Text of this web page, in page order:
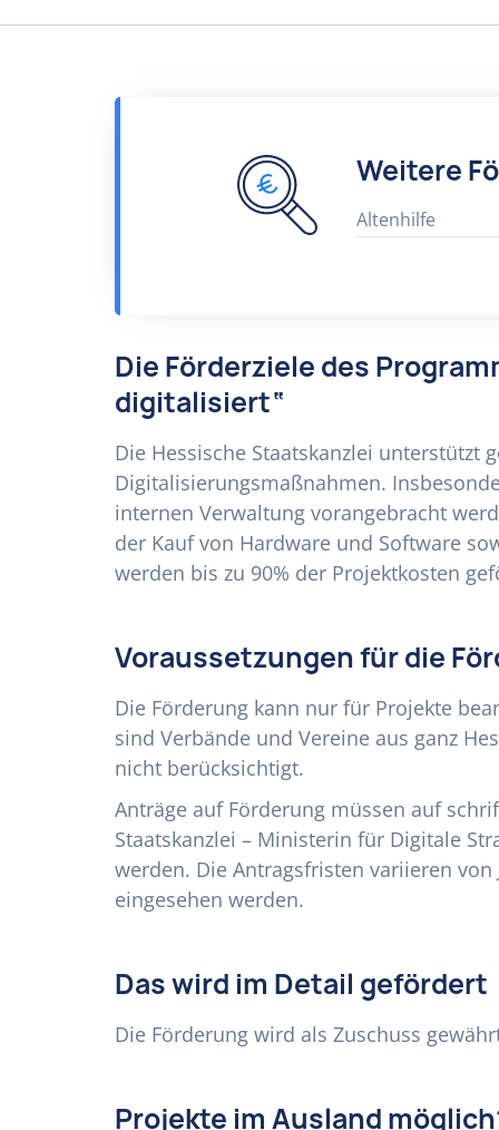
Weitere
Altenhilfe
Die Förderziele des
digitalisiert“
Die Hessische Staatskanzlei unterstützt
Digitalisierungsmaßnahmen.
internen Verwaltung vorangebracht
der Kauf von Hardware und Software
werden bis zu 90% der Projektkosten
Voraussetzungen für die
Die Förderung kann nur für Projekte
sind Verbände und Vereine aus ganz
nicht berücksichtigt.
Anträge auf Förderung müssen auf
Staatskanzlei – Ministerin für Digitale
werden. Die Antragsfristen variieren
eingesehen werden.
Das wird im Detail gefördert
Die Förderung wird als Zuschuss
Projekte im Ausland